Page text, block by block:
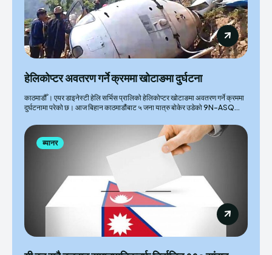
हेलिकोप्टर अवतरण गर्ने क्रममा खोटाङमा दुर्घटना
काठमाडौँ । एयर डाइनेस्टी हेलि सर्भिस प्रालिको हेलिकोप्टर खोटाङमा अवतरण गर्ने क्रममा
दुर्घटनामा परेको छ। आज बिहान काठमाडौंबाट ५ जना यात्रु बोकेर उडेको 9N-ASQ...
ब्यानर